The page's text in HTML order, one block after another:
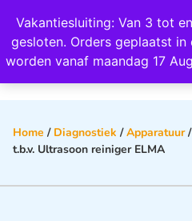
Vakantiesluiting: Van 3 tot
gesloten. Orders geplaatst
worden vanaf maandag 17
Wij scoren een
Home / Diagnostiek /Apparatuur/
t.b.v. Ultrasoon reiniger ELMA